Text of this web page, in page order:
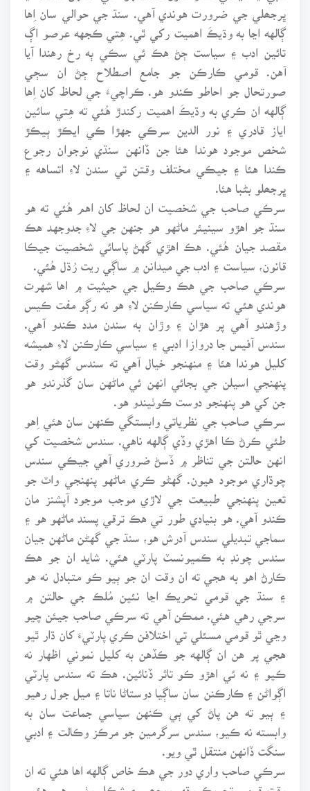
ڀرجھلي جي ضرورت هوندي آهي. سنڌ جي حوالي سان اِها
ڳالهه اڃا به وڌيڪَ اهميت رکي ٿي. هِتي ڪجهه عرصو اڳ
تائين ادب ۽ سياست ڄڻ هڪ ئي سڪي ٻه رخ رهندا آيا
آهن. قومي ڪارڪن جو جامع اصطلاح ڄڻ ان سڄي
صورتحال جو احاطو ڪندو هو. ڪراچيءَ جي لحاظ کان اِها
ڳالهه ان ڪري به وڌيڪَ اهميت رکندڙ هُئي ته هِتي سائين
اياز قادري ۽ نور الدين سرڪي جهڙا ڪي ايڪڙ ٻيڪڙ
شخص موجود هوندا هئا جن ڏانهن سنڌي نوجوان رجوع
ڪندا هئا ۽ جيڪي مختلف وقتن تي سندن لاءِ اتساهه ۽
ڀرجھلو بڻبا هئا.
سرڪي صاحب جي شخصيت ان لحاظ کان اهم هُئي ته هو
سنڌ جو اهڙو سينيئر ماڻهو هو جنهن جي لاءِ جدوجهد هڪ
مقصد جيان هُئي. هڪ اهڙي گهڻ پاسائي شخصيت جيڪا
قانون، سياست ۽ ادب جي ميدانن ۾ ساڳي ريت رُڌل هُئي.
سرڪي صاحب جي هڪ وڪيل جي حيثيت ۾ اها شهرت
هوندي هئي ته سياسي ڪارڪنن لاءِ هو نه رڳو مفت ڪيس
وڙهندو آهي پر هڙان ۽ وڙان به سندن مدد ڪندو آهي.
سندس آفيس جا دروازا ادبي ۽ سياسي ڪارڪنن لاءِ هميشه
کليل هوندا هئا ۽ منهنجو خيال آهي ته سندس گهڻو وقت
پنهنجي اسيلن جي بجائي انهن ئي ماڻهن سان گذرندو هو
جن کي هو پنهنجو دوست ڪوٺيندو هو.
سرڪي صاحب جي نظرياتي وابستگي ڪنهن سان هئي اِهو
طئي ڪرڻ ڪا اهڙي وڏي ڳالهه ناهي. سندس شخصيت کي
انهن حالتن جي تناظر ۾ ڏسڻ ضروري آهي جيڪي سندس
چوڌاري موجود هيون. گهڻو ڪري ماڻهو پنهنجي واٽ جو
تعين پنهنجي طبيعت جي لاڙي موجب موجود آپشنز مان
ڪندو آهي. هو بنيادي طور تي هڪ ترقي پسند ماڻهو هو ۽
سماجي تبديلي سندس آدرش هو، سنڌ جي گهڻن ماڻهن جيان
سندس چونڊ به ڪميونسٽ پارٽي هئي. شايد ان جو هڪ
ڪارڻ اهو به هجي ته ان وقت ان جو ٻيو ڪو متبادل نه هو
۽ سنڌ جي قومي تحريڪ اڃا نئين مُلڪ جي حالتن ۾
سرجي رهي هئي. ممڪن آهي ته سرڪي صاحب جيئن چيو
وڃي ٿو قومي مسئلي تي اختلافن ڪري پارٽيءَ کان ڌار ٿيو
هجي پر هن ان ڳالهه جو ڪڏهن به کليل نموني اظهار نه
ڪيو ۽ نه ئي اهڙو ڪو تاثر ڏنائين. هڪ ته سندس پارٽي
اڳواڻن ۽ ڪارڪنن سان ساڳيا دوستاڻا ناتا ۽ ميل جول رهيو
۽ ٻيو ته هن پاڻ کي ٻي ڪنهن سياسي جماعت سان به
وابسته نه ڪيو، سندس سرگرمين جو مرڪز وڪالت ۽ ادبي
سنگت ڏانهن منتقل ٿي ويو.
سرڪي صاحب واري دور جي هڪ خاص ڳالهه اها هئي ته ان
وقت قومي تحريڪ وڌي ويجھي ۽ شڪل وٺي رهي هئي.